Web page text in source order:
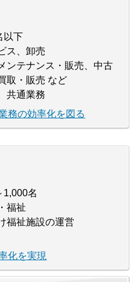
以下
ス、卸売
ンテナンス・販売、中古
取・販売 など
共通業務
務の効率化を図る
1,000名
福祉
福祉施設の運営
化を実現